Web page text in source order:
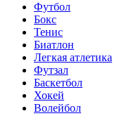
Футбол
Бокс
Тенис
Биатлон
Легкая атлетика
Футзал
Баскетбол
Хокей
Волейбол